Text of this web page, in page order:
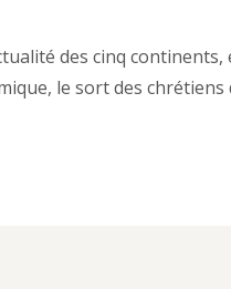
des cinq continents,
le sort des chrétiens